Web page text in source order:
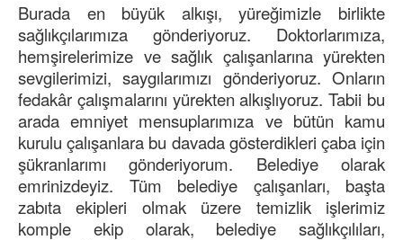
Burada en büyük alkışı, yüreğimizle birlikte
sağlıkçılarımıza gönderiyoruz. Doktorlarımıza,
hemşirelerimize ve sağlık çalışanlarına yürekten
sevgilerimizi, saygılarımızı gönderiyoruz. Onların
fedakâr çalışmalarını yürekten alkışlıyoruz. Tabii bu
arada emniyet mensuplarımıza ve bütün kamu
kurulu çalışanlara bu davada gösterdikleri çaba için
şükranlarımı gönderiyorum. Belediye olarak
emrinizdeyiz. Tüm belediye çalışanları, başta
zabıta ekipleri olmak üzere temizlik işlerimiz
komple ekip olarak, belediye sağlıkçılıları,